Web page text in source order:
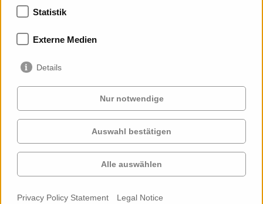
Memberships
Services
Cases
Clients
Projects
Profile
Contact
Statistik
Externe Medien
Details
Nur notwendige
Auswahl bestätigen
Alle auswählen
Privacy Policy Statement Legal Notice